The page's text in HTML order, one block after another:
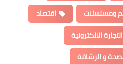
ومسلسلات
اقتصاد
التجارة الالكترونية
و الرشاقة